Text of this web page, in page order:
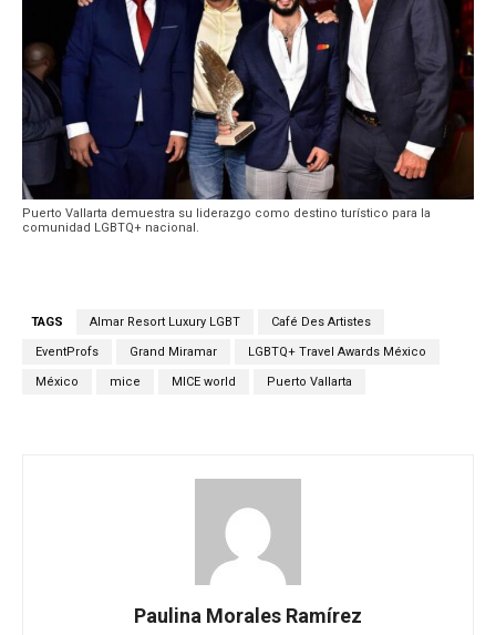
Puerto Vallarta demuestra su liderazgo como destino turístico para la
comunidad LGBTQ+ nacional.
TAGS Almar Resort Luxury LGBT Café Des Artistes
EventProfs Grand Miramar LGBTQ+ Travel Awards México
México mice MICE world Puerto Vallarta
Paulina Morales Ramírez